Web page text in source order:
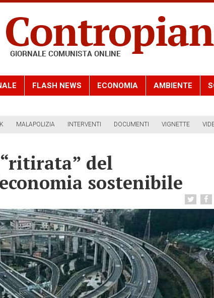
FLASH NEWS ECONOMIA AMBIENTE
MALAPOLIZIA INTERVENTI DOCUMENTI VIGNETTE
del
sostenibile